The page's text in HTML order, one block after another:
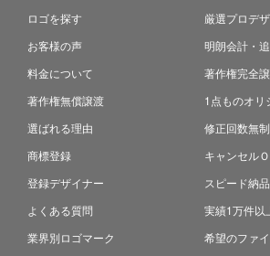
ロゴを探す
お客様の声
料金について
著作権無償譲渡
選ばれる理由
商標登録
登録デザイナー
よくある質問
業界別ロゴマーク
厳選プロデ
明朗会計・
著作権完全
1点ものオリ
修正回数無
キャンセル
スピード納品
実績1万件以
希望のファ